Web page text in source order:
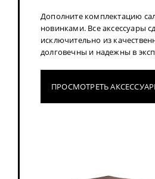
Дополните комплектацию
новинками. Все аксессуары
исключительно из
долговечны и надежны в
ПРОСМОТРЕТЬ